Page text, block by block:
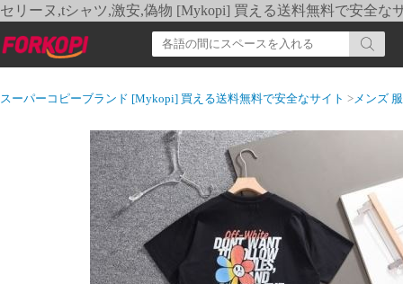
セリーヌ,tシャツ,激安,偽物 [Mykopi] 買える送料無料で安全な
スーパーコピーブランド [Mykopi] 買える送料無料で安全なサイト >メンズ 服